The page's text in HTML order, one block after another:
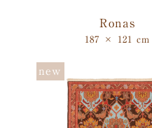
Ronas
187 × 121 cm